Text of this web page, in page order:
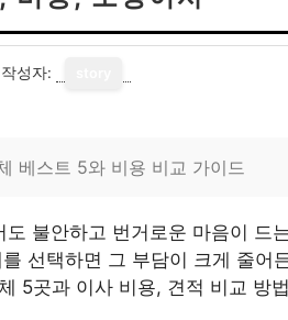
작성자:
베스트 5와 비용 비교 가이드
불안하고 번거로운 마음이 드
선택하면 그 부담이 크게 줄어
5곳과 이사 비용, 견적 비교 방